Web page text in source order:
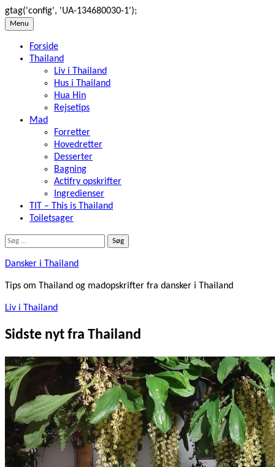
gtag('config', 'UA-134680030-1');
Skip
content
Menu
Forside
Thailand
Liv i Thailand
Hus i Thailand
Hua Hin
Rejsetips
Mad
Forretter
Hovedretter
Desserter
Bagning
Actifry opskrifter
Ingredienser
TIT – This is Thailand
Toiletsager
Søg
Dansker i Thailand
Tips om Thailand og madopskrifter fra dansker i Thailand
Liv i Thailand
Sidste nyt fra Thailand